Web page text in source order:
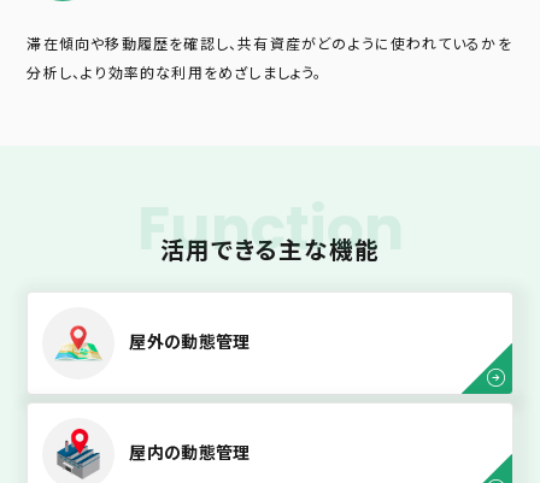
滞在傾向や移動履歴を確認し、共有資産がどのように使われているかを
分析し、より効率的な利用をめざしましょう。
活用できる主な機能
Function
屋外の動態管理
屋内の動態管理